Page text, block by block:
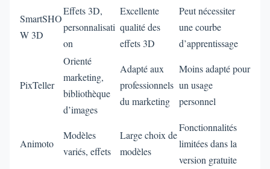
SmartSHO
W 3D
Effets 3D,
personnalisati
on
Excellente
qualité des
effets 3D
Peut nécessiter
une courbe
d’apprentissage
PixTeller
Orienté
marketing,
bibliothèque
d’images
Adapté aux
professionnels
du marketing
Moins adapté pour
un usage
personnel
Animoto
Modèles
variés, effets
Large choix de
modèles
Fonctionnalités
limitées dans la
version gratuite